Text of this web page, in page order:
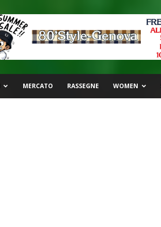
MERCATO RASSEGNE WOMEN